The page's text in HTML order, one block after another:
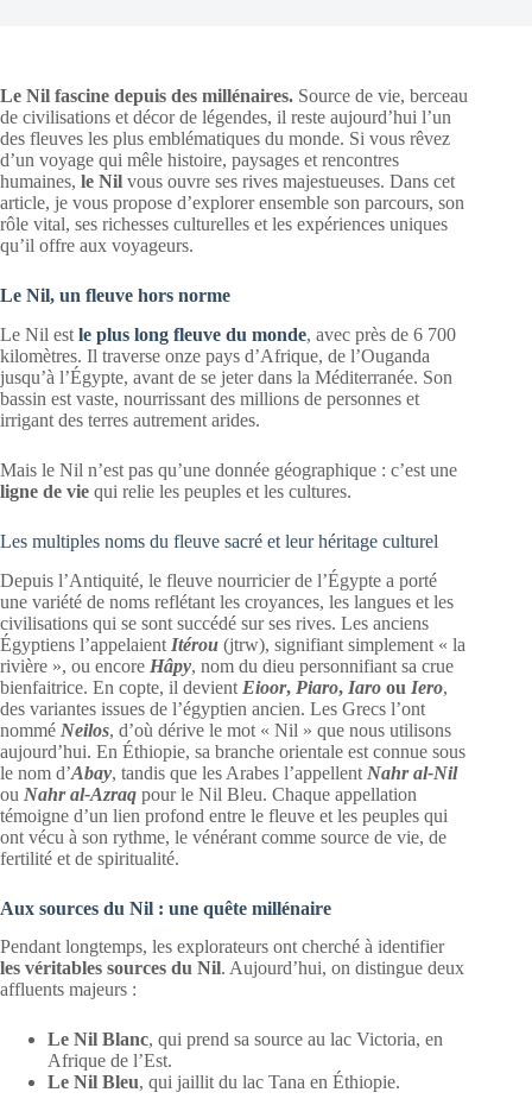
Le Nil fascine depuis des millénaires. Source de vie, berceau
de civilisations et décor de légendes, il reste aujourd’hui l’un
des fleuves les plus emblématiques du monde. Si vous rêvez
d’un voyage qui mêle histoire, paysages et rencontres
humaines, le Nil vous ouvre ses rives majestueuses. Dans cet
article, je vous propose d’explorer ensemble son parcours, son
rôle vital, ses richesses culturelles et les expériences uniques
qu’il offre aux voyageurs.
Le Nil, un fleuve hors norme
Le Nil est le plus long fleuve du monde, avec près de 6 700
kilomètres. Il traverse onze pays d’Afrique, de l’Ouganda
jusqu’à l’Égypte, avant de se jeter dans la Méditerranée. Son
bassin est vaste, nourrissant des millions de personnes et
irrigant des terres autrement arides.
Mais le Nil n’est pas qu’une donnée géographique : c’est une
ligne de vie qui relie les peuples et les cultures.
Les multiples noms du fleuve sacré et leur héritage culturel
Depuis l’Antiquité, le fleuve nourricier de l’Égypte a porté
une variété de noms reflétant les croyances, les langues et les
civilisations qui se sont succédé sur ses rives. Les anciens
Égyptiens l’appelaient Itérou (jtrw), signifiant simplement « la
rivière », ou encore Hâpy, nom du dieu personnifiant sa crue
bienfaitrice. En copte, il devient Eioor, Piaro, Iaro ou Iero,
des variantes issues de l’égyptien ancien. Les Grecs l’ont
nommé Neilos, d’où dérive le mot « Nil » que nous utilisons
aujourd’hui. En Éthiopie, sa branche orientale est connue sous
le nom d’Abay, tandis que les Arabes l’appellent Nahr al-Nil
ou Nahr al-Azraq pour le Nil Bleu. Chaque appellation
témoigne d’un lien profond entre le fleuve et les peuples qui
ont vécu à son rythme, le vénérant comme source de vie, de
fertilité et de spiritualité.
Aux sources du Nil : une quête millénaire
Pendant longtemps, les explorateurs ont cherché à identifier
les véritables sources du Nil. Aujourd’hui, on distingue deux
affluents majeurs :
Le Nil Blanc, qui prend sa source au lac Victoria, en
Afrique de l’Est.
Le Nil Bleu, qui jaillit du lac Tana en Éthiopie.